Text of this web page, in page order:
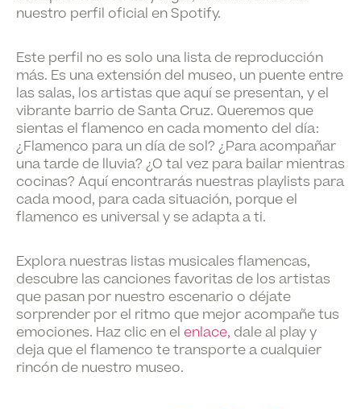
nuestro perfil oficial en Spotify.
Este perfil no es solo una lista de reproducción
más. Es una extensión del museo, un puente entre
las salas, los artistas que aquí se presentan, y el
vibrante barrio de Santa Cruz. Queremos que
sientas el flamenco en cada momento del día:
¿Flamenco para un día de sol? ¿Para acompañar
una tarde de lluvia? ¿O tal vez para bailar mientras
cocinas? Aquí encontrarás nuestras playlists para
cada mood, para cada situación, porque el
flamenco es universal y se adapta a ti.
Explora nuestras listas musicales flamencas,
descubre las canciones favoritas de los artistas
que pasan por nuestro escenario o déjate
sorprender por el ritmo que mejor acompañe tus
emociones. Haz clic en el enlace, dale al play y
deja que el flamenco te transporte a cualquier
rincón de nuestro museo.